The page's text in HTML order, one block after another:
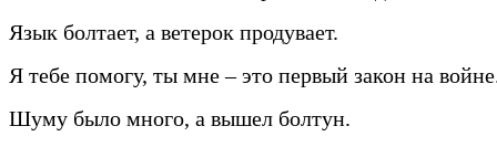
Язык болтает, а ветерок продувает.
Я тебе помогу, ты мне – это первый закон на
Шуму было много, а вышел болтун.